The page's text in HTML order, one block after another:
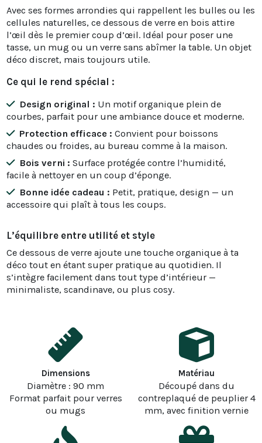
Avec ses formes arrondies qui rappellent les bulles ou les
cellules naturelles, ce dessous de verre en bois attire
l’œil dès le premier coup d’œil. Idéal pour poser une
tasse, un mug ou un verre sans abîmer la table. Un objet
déco discret, mais toujours utile.
Ce qui le rend spécial :
Design original : Un motif organique plein de
courbes, parfait pour une ambiance douce et moderne.
Protection efficace : Convient pour boissons
chaudes ou froides, au bureau comme à la maison.
Bois verni : Surface protégée contre l’humidité,
facile à nettoyer en un coup d’éponge.
Bonne idée cadeau : Petit, pratique, design — un
accessoire qui plaît à tous les coups.
L’équilibre entre utilité et style
Ce dessous de verre ajoute une touche organique à ta
déco tout en étant super pratique au quotidien. Il
s’intègre facilement dans tout type d’intérieur —
minimaliste, scandinave, ou plus cosy.
Dimensions
Diamètre : 90 mm
Format parfait pour verres
ou mugs
Matériau
Découpé dans du
contreplaqué de peuplier 4
mm, avec finition vernie